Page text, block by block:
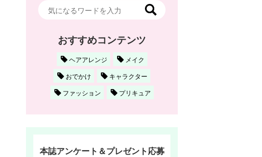
おすすめコンテンツ
ヘアアレンジ
メイク
おでかけ
キャラクター
ファッション
プリキュア
本誌アンケート＆プレゼント応募